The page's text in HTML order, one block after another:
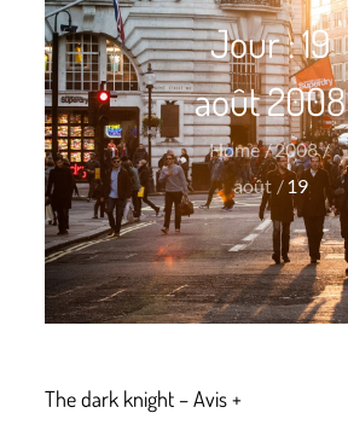
Jour :19
août 2008
Home
2008
août
19
The dark knight – Avis +